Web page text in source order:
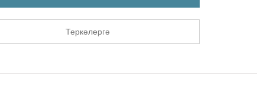
Теркәлергә